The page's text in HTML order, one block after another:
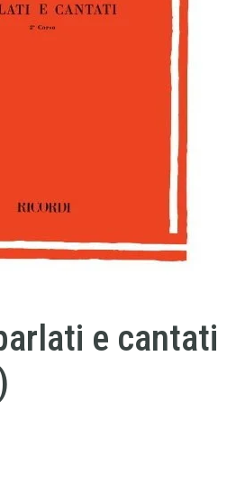
e cantati